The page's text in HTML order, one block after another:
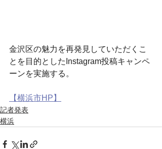
金沢区の魅力を再発見していただくこ
とを目的としたInstagram投稿キャンペ
ーンを実施する。
【横浜市HP】
記者発表
横浜